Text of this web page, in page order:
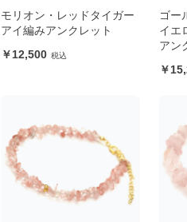
モリオン・レッドタイガー
アイ編みアンクレット
12,500
ゴー
イエ
アン